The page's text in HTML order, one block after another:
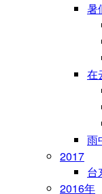
暑
在
雨
2017
台
2016年